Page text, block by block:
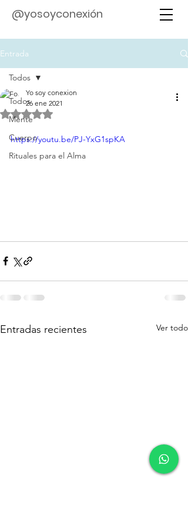
@yosoyconexión
Entrada
Todos
Mente
Cuerpo
Rituales para el Alma
Todos
Yo soy conexion
26 ene 2021
Obtuvo NaN de 5 estrellas.
https://youtu.be/PJ-YxG1spKA
Entradas recientes Ver todo